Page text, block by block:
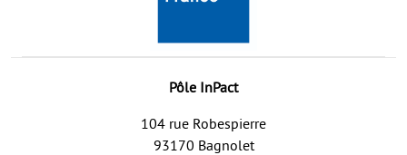
Pôle InPact
104 rue Robespierre
93170 Bagnolet